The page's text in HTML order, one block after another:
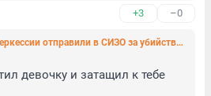
+3 –0
Подростка в Карачаево-Черкессии отправили в СИЗО за убийство 10-летней девочки
девочку и затащил к тебе